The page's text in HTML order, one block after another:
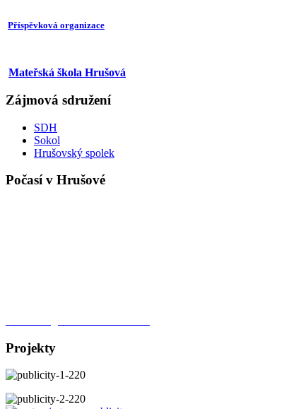
Příspěvková organizace
Mateřská škola Hrušová
Zájmová sdružení
SDH
Sokol
Hrušovský spolek
Počasí v Hrušové
Projekty